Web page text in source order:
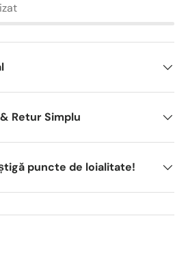
Retur Simplu
puncte de loialitate!